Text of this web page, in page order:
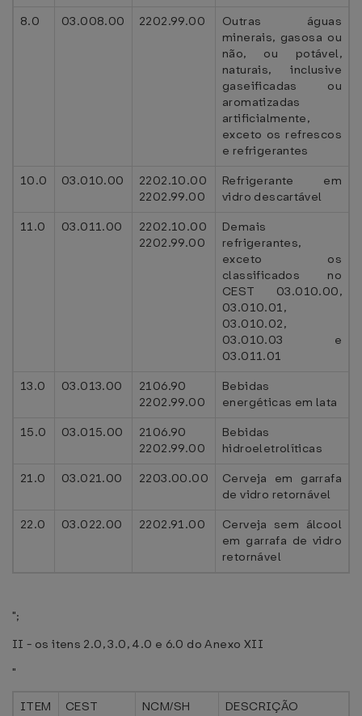
8.0
03.008.00 2202.99.00
Outras águas
minerais, gasosa ou
não, ou potável,
naturais, inclusive
gaseificadas ou
aromatizadas
artificialmente,
exceto os refrescos
e refrigerantes
10.0
03.010.00
2202.10.00
2202.99.00
Refrigerante em
vidro descartável
11.0
03.011.00
2202.10.00
2202.99.00
Demais
refrigerantes,
exceto os
classificados no
CEST 03.010.00,
03.010.01,
03.010.02,
03.010.03 e
03.011.01
13.0
03.013.00
2106.90
2202.99.00
Bebidas
energéticas em lata
15.0
03.015.00
2106.90
2202.99.00
Bebidas
hidroeletrolíticas
21.0
03.021.00 2203.00.00
Cerveja em garrafa
de vidro retornável
22.0
03.022.00 2202.91.00
Cerveja sem álcool
em garrafa de vidro
retornável
";
II - os itens 2.0, 3.0, 4.0 e 6.0 do Anexo XII
"
ITEM CEST NCM/SH DESCRIÇÃO